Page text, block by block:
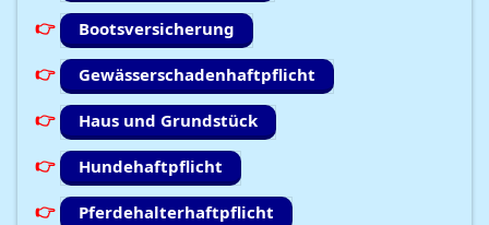
Bootsversicherung
Gewässerschadenhaftpflicht
Haus und Grundstück
Hundehaftpflicht
Pferdehalterhaftpflicht